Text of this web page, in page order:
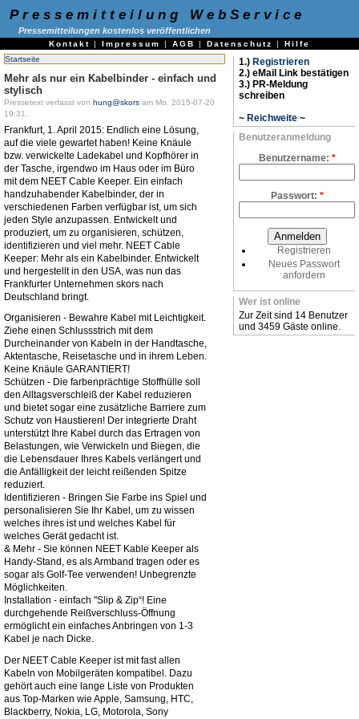
Pressemitteilung WebService
Pressemitteilungen kostenlos veröffentlichen
Kontakt | Impressum | AGB | Datenschutz | Hilfe
Startseite
Mehr als nur ein Kabelbinder - einfach und
stylisch
Pressetext verfasst von hung@skors am Mo, 2015-07-20
19:31.
Frankfurt, 1. April 2015: Endlich eine Lösung,
auf die viele gewartet haben! Keine Knäule
bzw. verwickelte Ladekabel und Kopfhörer in
der Tasche, irgendwo im Haus oder im Büro
mit dem NEET Cable Keeper. Ein einfach
handzuhabender Kabelbinder, der in
verschiedenen Farben verfügbar ist, um sich
jeden Style anzupassen. Entwickelt und
produziert, um zu organisieren, schützen,
identifizieren und viel mehr. NEET Cable
Keeper: Mehr als ein Kabelbinder. Entwickelt
und hergestellt in den USA, was nun das
Frankfurter Unternehmen skors nach
Deutschland bringt.
Organisieren - Bewahre Kabel mit Leichtigkeit.
Ziehe einen Schlussstrich mit dem
Durcheinander von Kabeln in der Handtasche,
Aktentasche, Reisetasche und in ihrem Leben.
Keine Knäule GARANTIERT!
Schützen - Die farbenprächtige Stoffhülle soll
den Alltagsverschleiß der Kabel reduzieren
und bietet sogar eine zusätzliche Barriere zum
Schutz von Haustieren! Der integrierte Draht
unterstützt Ihre Kabel durch das Ertragen von
Belastungen, wie Verwickeln und Biegen, die
die Lebensdauer Ihres Kabels verlängert und
die Anfälligkeit der leicht reißenden Spitze
reduziert.
Identifizieren - Bringen Sie Farbe ins Spiel und
personalisieren Sie Ihr Kabel, um zu wissen
welches ihres ist und welches Kabel für
welches Gerät gedacht ist.
& Mehr - Sie können NEET Kable Keeper als
Handy-Stand, es als Armband tragen oder es
sogar als Golf-Tee verwenden! Unbegrenzte
Möglichkeiten.
Installation - einfach "Slip & Zip“! Eine
durchgehende Reißverschluss-Öffnung
ermöglicht ein einfaches Anbringen von 1-3
Kabel je nach Dicke.
Der NEET Cable Keeper ist mit fast allen
Kabeln von Mobilgeräten kompatibel. Dazu
gehört auch eine lange Liste von Produkten
aus Top-Marken wie Apple, Samsung, HTC,
Blackberry, Nokia, LG, Motorola, Sony
1.) Registrieren
2.) eMail Link bestätigen
3.) PR-Meldung
schreiben
~ Reichweite ~
Benutzeranmeldung
Benutzername: *
Passwort: *
Registrieren
Neues Passwort
anfordern
Wer ist online
Zur Zeit sind 14 Benutzer
und 3459 Gäste online.